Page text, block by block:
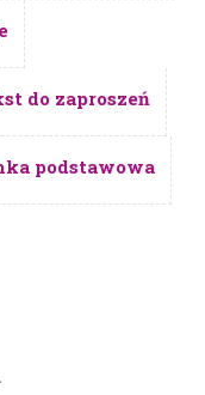
do zaproszeń
podstawowa